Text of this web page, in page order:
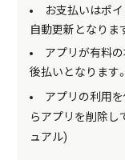
お支払いはポイ
自動更新となりま
アプリが有料
後払いとなります。
アプリの利用を
らアプリを削除し
ュアル)